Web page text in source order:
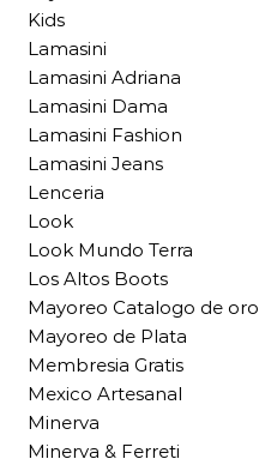
Kids
Lamasini
Lamasini Adriana
Lamasini Dama
Lamasini Fashion
Lamasini Jeans
Lenceria
Look
Look Mundo Terra
Los Altos Boots
Mayoreo Catalogo de oro
Mayoreo de Plata
Membresia Gratis
Mexico Artesanal
Minerva
Minerva & Ferreti